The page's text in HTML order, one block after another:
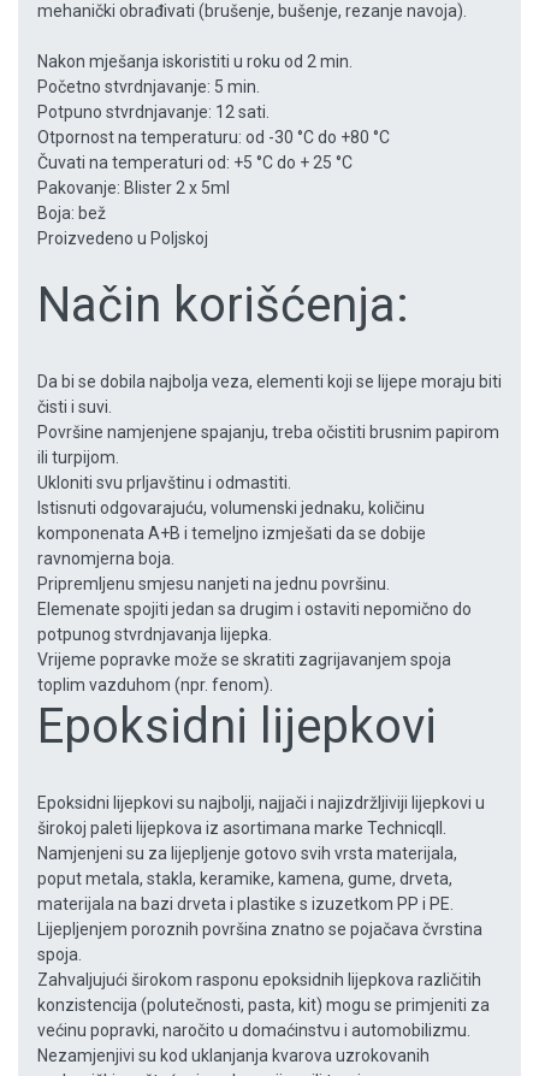
mehanički obrađivati (brušenje, bušenje, rezanje navoja).
Nakon mješanja iskoristiti u roku od 2 min.
Početno stvrdnjavanje: 5 min.
Potpuno stvrdnjavanje: 12 sati.
Otpornost na temperaturu: od -30 °C do +80 °C
Čuvati na temperaturi od: +5 °C do + 25 °C
Pakovanje: Blister 2 x 5ml
Boja: bež
Proizvedeno u Poljskoj
Način korišćenja:
Da bi se dobila najbolja veza, elementi koji se lijepe moraju biti
čisti i suvi.
Površine namjenjene spajanju, treba očistiti brusnim papirom
ili turpijom.
Ukloniti svu prljavštinu i odmastiti.
Istisnuti odgovarajuću, volumenski jednaku, količinu
komponenata A+B i temeljno izmješati da se dobije
ravnomjerna boja.
Pripremljenu smjesu nanjeti na jednu površinu.
Elemenate spojiti jedan sa drugim i ostaviti nepomično do
potpunog stvrdnjavanja lijepka.
Vrijeme popravke može se skratiti zagrijavanjem spoja
toplim vazduhom (npr. fenom).
Epoksidni lijepkovi
Epoksidni lijepkovi su najbolji, najjači i najizdržljiviji lijepkovi u
širokoj paleti lijepkova iz asortimana marke Technicqll.
Namjenjeni su za lijepljenje gotovo svih vrsta materijala,
poput metala, stakla, keramike, kamena, gume, drveta,
materijala na bazi drveta i plastike s izuzetkom PP i PE.
Lijepljenjem poroznih površina znatno se pojačava čvrstina
spoja.
Zahvaljujući širokom rasponu epoksidnih lijepkova različitih
konzistencija (polutečnosti, pasta, kit) mogu se primjeniti za
većinu popravki, naročito u domaćinstvu i automobilizmu.
Nezamjenjivi su kod uklanjanja kvarova uzrokovanih